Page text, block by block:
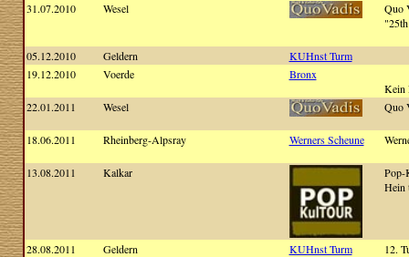
31.07.2010 Wesel
Quo
05.12.2010 Geldern
KUHnst Turm
19.12.2010
Voerde
Bronx
Kein
22.01.2011
Wesel Quo
18.06.2011 Rheinberg-Alpsray Werners Scheune
13.08.2011 Kalkar
Pop-
Hein
28.08.2011 Geldern KUHnst Turm 12.